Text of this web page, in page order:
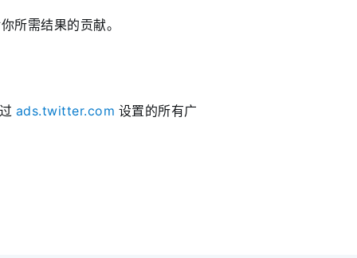
所需结果的贡献。
ads.twitter.com 设置的所有广